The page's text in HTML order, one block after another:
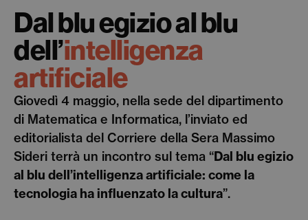
Dal blu egizioal blu
dell’intelligenza
artificiale
Giovedì 4 maggio, nella sede del dipartimento
di Matematica e Informatica, l’inviato ed
editorialista del Corriere della Sera Massimo
Sideri terrà un incontro sul tema “Dal blu egizio
al blu dell’intelligenza artificiale: come la
tecnologia ha influenzato la cultura”.